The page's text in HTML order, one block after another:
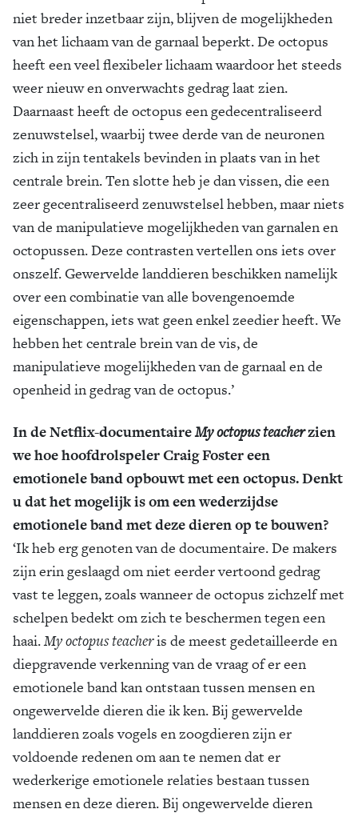
niet breder inzetbaar zijn, blijven de mogelijkheden
van het lichaam van de garnaal beperkt. De octopus
heeft een veel flexibeler lichaam waardoor het steeds
weer nieuw en onverwachts gedrag laat zien.
Daarnaast heeft de octopus een gedecentraliseerd
zenuwstelsel, waarbij twee derde van de neuronen
zich in zijn tentakels bevinden in plaats van in het
centrale brein. Ten slotte heb je dan vissen, die een
zeer gecentraliseerd zenuwstelsel hebben, maar niets
van de manipulatieve mogelijkheden van garnalen en
octopussen. Deze contrasten vertellen ons iets over
onszelf. Gewervelde landdieren beschikken namelijk
over een combinatie van alle bovengenoemde
eigenschappen, iets wat geen enkel zeedier heeft. We
hebben het centrale brein van de vis, de
manipulatieve mogelijkheden van de garnaal en de
openheid in gedrag van de octopus.’
In de Netflix-documentaireMy octopus teacherzien
we hoe hoofdrolspeler Craig Foster een
emotionele band opbouwt met een octopus. Denkt
u dat het mogelijk is om een wederzijdse
emotionele band met deze dieren op te bouwen?
‘Ik heb erg genoten van de documentaire. De makers
zijn erin geslaagd om niet eerder vertoond gedrag
vast te leggen, zoals wanneer de octopus zichzelf met
schelpen bedekt om zich te beschermen tegen een
haai.My octopus teacheris de meest gedetailleerde en
diepgravende verkenning van de vraag of er een
emotionele band kan ontstaan tussen mensen en
ongewervelde dieren die ik ken. Bij gewervelde
landdieren zoals vogels en zoogdieren zijn er
voldoende redenen om aan te nemen dat er
wederkerige emotionele relaties bestaan tussen
mensen en deze dieren. Bij ongewervelde dieren